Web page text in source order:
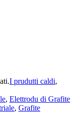
I prudutti caldi,
, Elettrodu di Grafite
, Grafite